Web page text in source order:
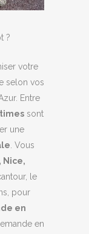
?
votre
selon vos
Entre
sont
une
. Vous
Nice,
le
pour
en
en